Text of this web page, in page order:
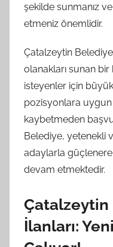
şekilde sunmanız
etmeniz önemlidir.
Çatalzeytin
olanakları sunan
isteyenler için
pozisyonlara
kaybetmeden
Belediye, yetenekli
adaylarla
devam etmektedir.
Çatalzeytin
İlanları: